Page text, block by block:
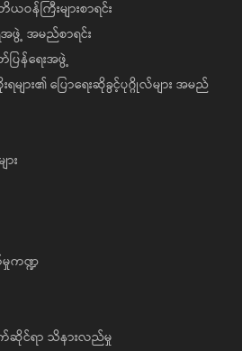
ဝန်ကြီးများစာရင်း
ဖွဲ့ အမည်စာရင်း
ြန်ရေးအဖွဲ့
ျား၏ ပြောရေးဆိုခွင့်ပုဂ္ဂိုလ်များ အမည်
း
မှုကဏ္ဍ
ဆိုင်ရာ သိနားလည်မှု